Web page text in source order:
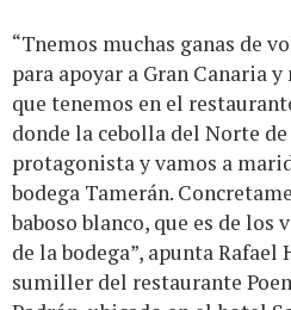
“Tnemos muchas ganas de
para apoyar a Gran Canaria
que tenemos en el
donde la cebolla del Norte
protagonista y vamos a
bodega Tamerán.
baboso blanco, que es de los
de la bodega”, apunta Rafael
sumiller del restaurante